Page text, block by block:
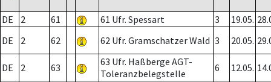
DE 2 61 61 Ufr. Spessart 3 19.05.
DE
2 62 62 Ufr. Gramschatzer Wald 3 20.05.
DE 2 63
63 Ufr. Haßberge AGT-
Toleranzbelegstelle
6 12.05.